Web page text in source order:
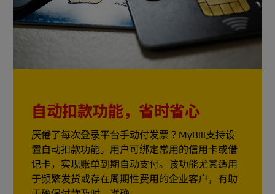
自动扣款功能，省时省心
厌倦了每次登录平台手动付发票？MyBill支持设
置自动扣款功能。用户可绑定常用的信用卡或借
记卡，实现账单到期自动支付。该功能尤其适用
于频繁发货或存在周期性费用的企业客户，有助